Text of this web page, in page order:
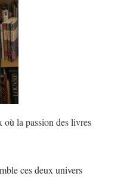
où la passion des livres
ces deux univers